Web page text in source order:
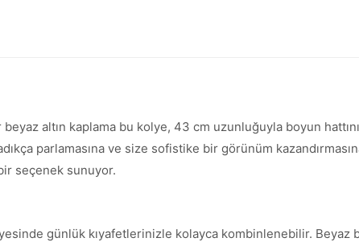
altın kaplama bu kolye, 43 cm uzunluğuyla boyun
parlamasına ve size sofistike bir görünüm
seçenek sunuyor.
günlük kıyafetlerinizle kolayca kombinlenebilir.